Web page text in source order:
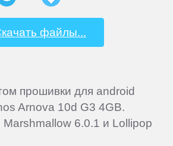
файлы...
прошивки для android
Arnova 10d G3 4GB.
6.0.1 и Lollipop